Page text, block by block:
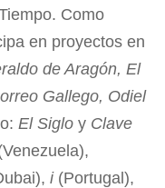
Como
en proyectos en
de Aragón, El
Gallego, Odiel
El Siglo y Clave
i(Portugal),